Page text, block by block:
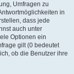
Umfragen zu
in
dass jede
auch unter
Optionen ein
gilt (0 bedeutet
ob die Benutzer ihre